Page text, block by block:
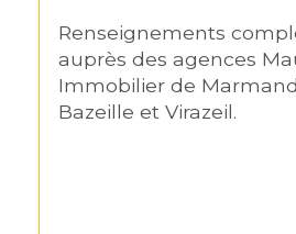
Renseignements
auprès des agences
Immobilier de
Bazeille et Virazeil.